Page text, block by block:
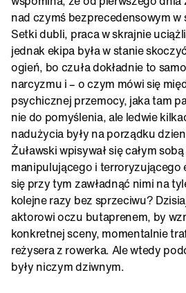
nad czymś bezprecedensowym w
Setki dubli, praca w skrajnie
jednak ekipa była w stanie
ogień, bo czuła dokładnie to
narcyzmu i – o czym mówi się
psychicznej przemocy, jaka tam
nie do pomyślenia, ale ledwie
nadużycia były na porządku
Żuławski wpisywał się całym
manipulującego i terroryzującego
się przy tym zawładnąć nimi na
kolejne razy bez sprzeciwu?
aktorowi oczu butaprenem, by
konkretnej sceny, momentalnie
reżysera z rowerka. Ale wtedy
były niczym dziwnym.